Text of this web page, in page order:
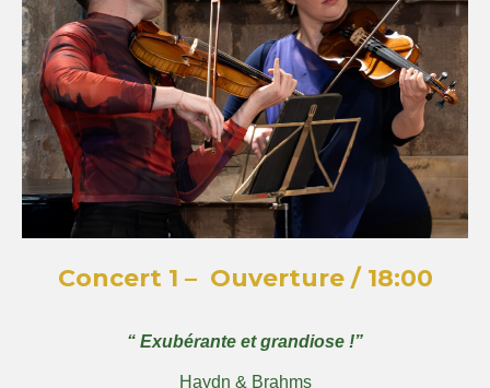
Concert 1 – Ouverture / 18:00
“ Exubérante et grandiose !”​
Haydn & Brahms